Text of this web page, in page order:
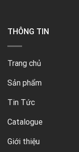
THÔNG TIN
Trang chủ
Sản phẩm
Tin Tức
Catalogue
Giới thiệu